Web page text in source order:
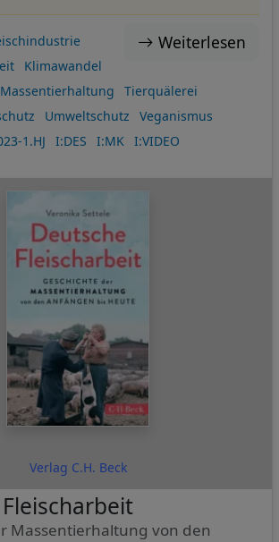
Weiterlesen
Klimawandel
Massentierhaltung
Tierquälerei
Umweltschutz
Veganismus
1.HJ I:DES I:MK I:VIDEO
Verlag C.H. Beck
Massentierhaltung von den